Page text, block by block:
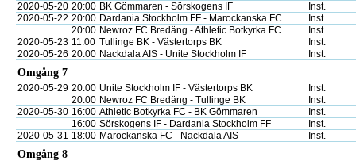
2020-05-20 20:00 BK Gömmaren - Sörskogens IF
Inst.
2020-05-22 20:00 Dardania Stockholm FF - Marockanska FC
Inst.
20:00 Newroz FC Bredäng - Athletic Botkyrka FC
Inst.
2020-05-23 11:00 Tullinge BK - Västertorps BK
Inst.
2020-05-26 20:00 Nackdala AIS - Unite Stockholm IF Inst.
Omgång 7
2020-05-29 20:00 Unite Stockholm IF - Västertorps BK
Inst.
20:00 Newroz FC Bredäng - Tullinge BK
Inst.
2020-05-30 16:00 Athletic Botkyrka FC - BK Gömmaren
Inst.
16:00 Sörskogens IF - Dardania Stockholm FF
Inst.
2020-05-31 18:00 Marockanska FC - Nackdala AIS Inst.
Omgång 8